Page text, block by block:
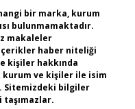
bir marka, kurum
bulunmamaktadır.
makaleler
haber niteliği
kişiler hakkında
kurum ve kişiler ile isim
Sitemizdeki bilgiler